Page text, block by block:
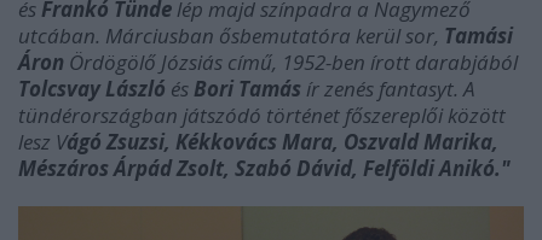
ésFrankó Tünde lép majd színpadra a Nagymező
utcában. Márciusban ősbemutatóra kerül sor, Tamási
Áron Ördögölő Józsiás című, 1952-ben írott darabjából
Tolcsvay László ésBori Tamás ír zenés fantasyt. A
tündérországban játszódó történet főszereplői között
lesz Vágó Zsuzsi, Kékkovács Mara, Oszvald Marika,
Mészáros Árpád Zsolt, Szabó Dávid, Felföldi Anikó."